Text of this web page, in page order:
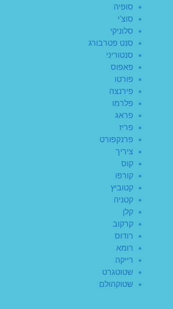
סופיה
סוצ'י
סלוניקי
סנט פטרבורג
סנטוריני
פאפוס
פורטו
פירנצה
פלרמו
פראג
פריז
פרנקפורט
ציריך
קוס
קורפו
קטוביץ
קטניה
קלן
קרקוב
רודוס
רומא
רייקה
שטוטגרט
שטוקהולם